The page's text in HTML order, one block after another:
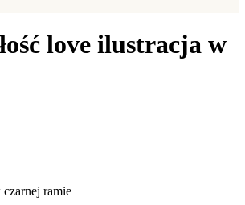
love ilustracja w
ramie